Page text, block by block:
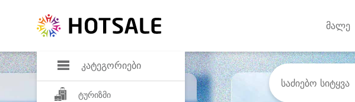
კატეგორიები
ტურიზმი
მალე